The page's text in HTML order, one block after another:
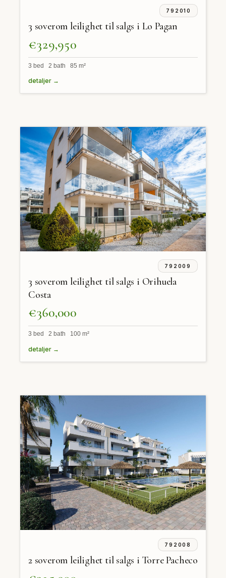
792010
3 soverom leilighet til salgs i Lo Pagan
€329,950
3 bed 2 bath 85 m²
detaljer →
792009
3 soverom leilighet til salgs i Orihuela
Costa
€360,000
3 bed 2 bath 100 m²
detaljer →
792008
2 soverom leilighet til salgs i Torre Pacheco